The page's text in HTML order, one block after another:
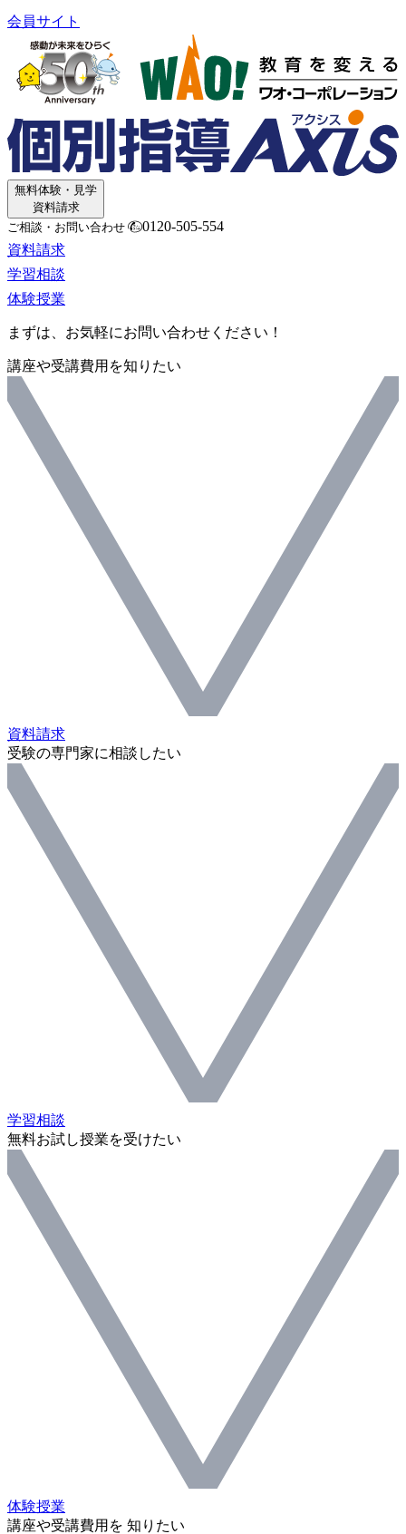
会員サイト
無料体験・見学
資料請求
ご相談・お問い合わせ
0120-505-554
資料請求
学習相談
体験授業
まずは、お気軽にお問い合わせください！
講座や受講費用を知りたい
資料請求
受験の専門家に相談したい
学習相談
無料お試し授業を受けたい
体験授業
講座や受講費用を 知りたい